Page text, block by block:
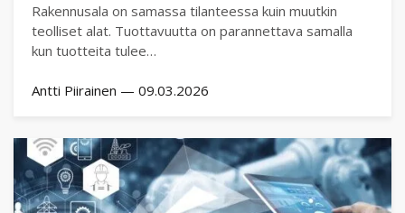
Rakennusala on samassa tilanteessa kuin muutkin
teolliset alat. Tuottavuutta on parannettava samalla
kun tuotteita tulee…
Antti Piirainen — 09.03.2026